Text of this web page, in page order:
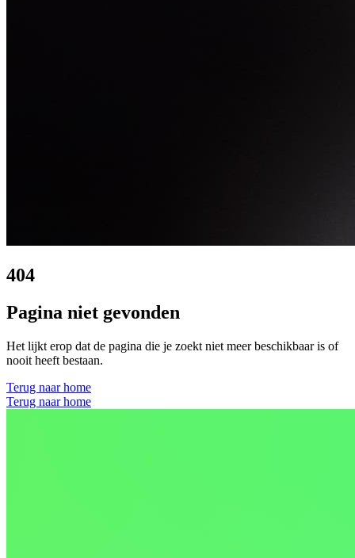
404
Pagina niet gevonden
Het lijkt erop dat de pagina die je zoekt niet meer beschikbaar is of
nooit heeft bestaan.
Terug naar home
Terug naar home